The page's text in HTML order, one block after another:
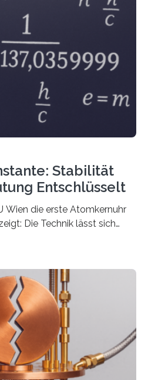
Stabilität
Entschlüsselt
Wien die erste Atomkernuhr
Die Technik lässt sich
Thorium-
hatte man jahrzehntelang
den passenden
worden, 2024 gelang
mit Unterstützung
entscheidende Durchbruch:
Kernübergang wurde
man zeigen, dass sich